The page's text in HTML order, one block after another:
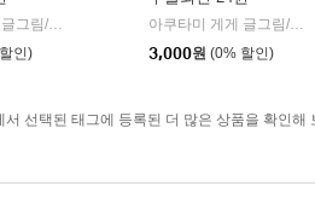
서울미디어코믹스/DCW
인)
3,000원 (0% 할인)
서 선택된 태그에 등록된 더 많은 상품을 확인해